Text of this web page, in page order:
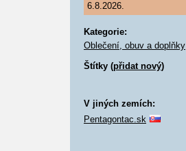
6.8.2026.
Kategorie:
Oblečení, obuv a doplňky
Štítky (přidat nový)
V jiných zemích:
Pentagontac.sk